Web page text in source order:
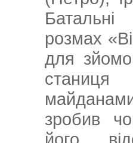
розмах
для
станиця
зробив